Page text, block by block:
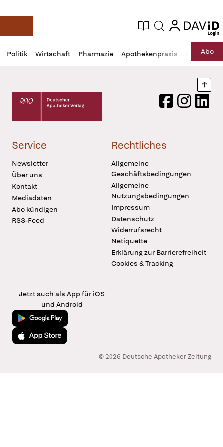
Deutsche Apotheker Zeitung
Aktuelle Ausgabe
Suche login
login
Politik Wirtschaft Pharmazie Apothekenpraxis RechtAbo
Profil
öffnen
Daz
Pur
Deutscher Apotheker Verlag Logo
FacebookInstagram
Service
Newsletter
Über uns
Kontakt
Mediadaten
Abo kündigen
RSS-Feed
Rechtliches
Allgemeine
Geschäftsbedingungen
Allgemeine
Nutzungsbedingungen
Impressum
Datenschutz
Widerrufsrecht
Netiquette
Erklärung zur Barrierefreiheit
Cookies & Tracking
Jetzt auch als App für iOS
und Android
Jetzt bei Google Play
Laden im App Store
© 2026 Deutsche Apotheker Zeitung